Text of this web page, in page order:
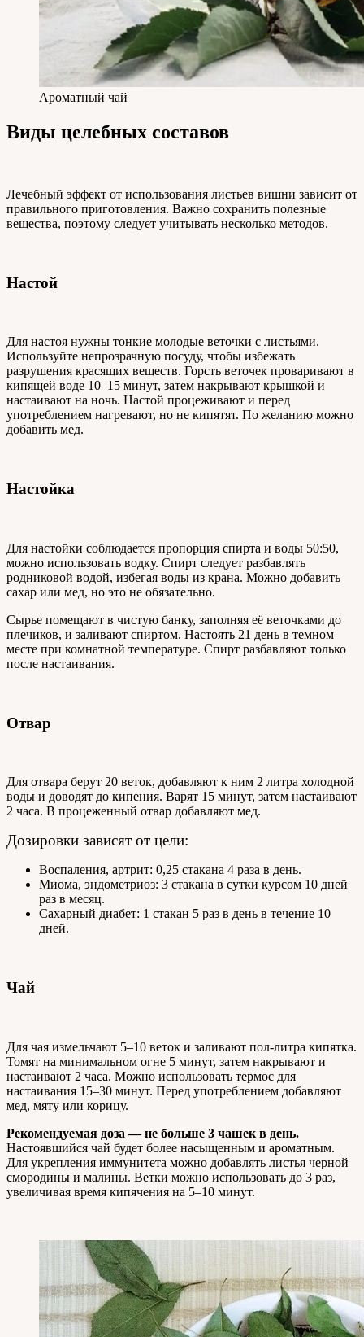
Ароматный чай
Виды целебных составов
Лечебный эффект от использования листьев вишни зависит от
правильного приготовления. Важно сохранить полезные
вещества, поэтому следует учитывать несколько методов.
Настой
Для настоя нужны тонкие молодые веточки с листьями.
Используйте непрозрачную посуду, чтобы избежать
разрушения красящих веществ. Горсть веточек проваривают в
кипящей воде 10–15 минут, затем накрывают крышкой и
настаивают на ночь. Настой процеживают и перед
употреблением нагревают, но не кипятят. По желанию можно
добавить мед.
Настойка
Для настойки соблюдается пропорция спирта и воды 50:50,
можно использовать водку. Спирт следует разбавлять
родниковой водой, избегая воды из крана. Можно добавить
сахар или мед, но это не обязательно.
Сырье помещают в чистую банку, заполняя её веточками до
плечиков, и заливают спиртом. Настоять 21 день в темном
месте при комнатной температуре. Спирт разбавляют только
после настаивания.
Отвар
Для отвара берут 20 веток, добавляют к ним 2 литра холодной
воды и доводят до кипения. Варят 15 минут, затем настаивают
2 часа. В процеженный отвар добавляют мед.
Дозировки зависят от цели:
Воспаления, артрит: 0,25 стакана 4 раза в день.
Миома, эндометриоз: 3 стакана в сутки курсом 10 дней
раз в месяц.
Сахарный диабет: 1 стакан 5 раз в день в течение 10
дней.
Чай
Для чая измельчают 5–10 веток и заливают пол-литра кипятка.
Томят на минимальном огне 5 минут, затем накрывают и
настаивают 2 часа. Можно использовать термос для
настаивания 15–30 минут. Перед употреблением добавляют
мед, мяту или корицу.
Рекомендуемая доза — не больше 3 чашек в день.
Настоявшийся чай будет более насыщенным и ароматным.
Для укрепления иммунитета можно добавлять листья черной
смородины и малины. Ветки можно использовать до 3 раз,
увеличивая время кипячения на 5–10 минут.